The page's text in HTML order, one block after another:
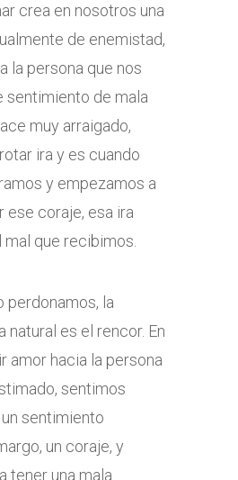
crea en nosotros una
de enemistad,
la persona que nos
sentimiento de mala
muy arraigado,
ira y es cuando
y empezamos a
ese coraje, esa ira
mal que recibimos.
perdonamos, la
natural es el rencor. En
amor hacia la persona
sentimos
sentimiento
un coraje, y
tener una mala